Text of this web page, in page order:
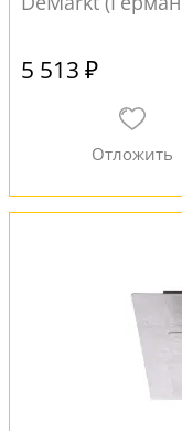
5 513 ₽